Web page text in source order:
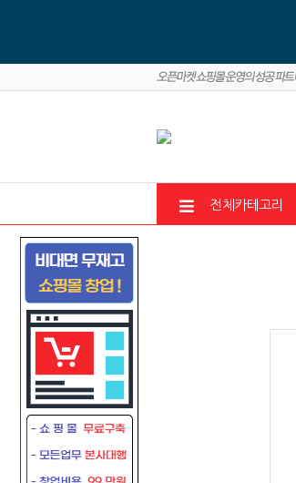
전체카테고리